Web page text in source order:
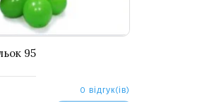
95
0 відгук(ів)